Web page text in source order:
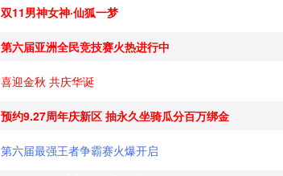
双11男神女神·仙狐一梦
第六届亚洲全民竞技赛火热进行中
喜迎金秋 共庆华诞
预约9.27周年庆新区 抽永久坐骑瓜分百万绑金
第六届最强王者争霸赛火爆开启